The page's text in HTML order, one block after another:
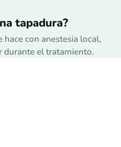
tapadura?
con anestesia local,
durante el tratamiento.